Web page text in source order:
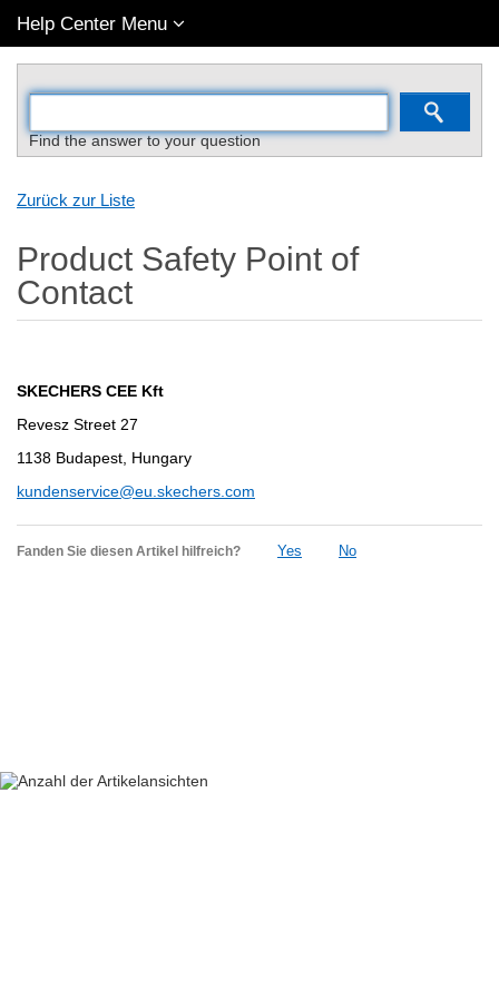
Help Center Menu
Find the answer to your question
Zurück zur Liste
Product Safety Point of
Contact
SKECHERS CEE Kft
Revesz Street 27
1138 Budapest, Hungary
kundenservice@eu.skechers.com
Fanden Sie diesen Artikel hilfreich? Yes No